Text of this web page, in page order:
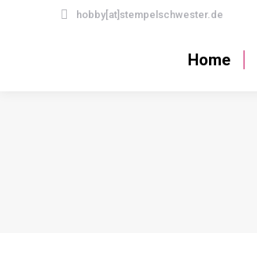
hobby[at]stempelschwester.de
Home